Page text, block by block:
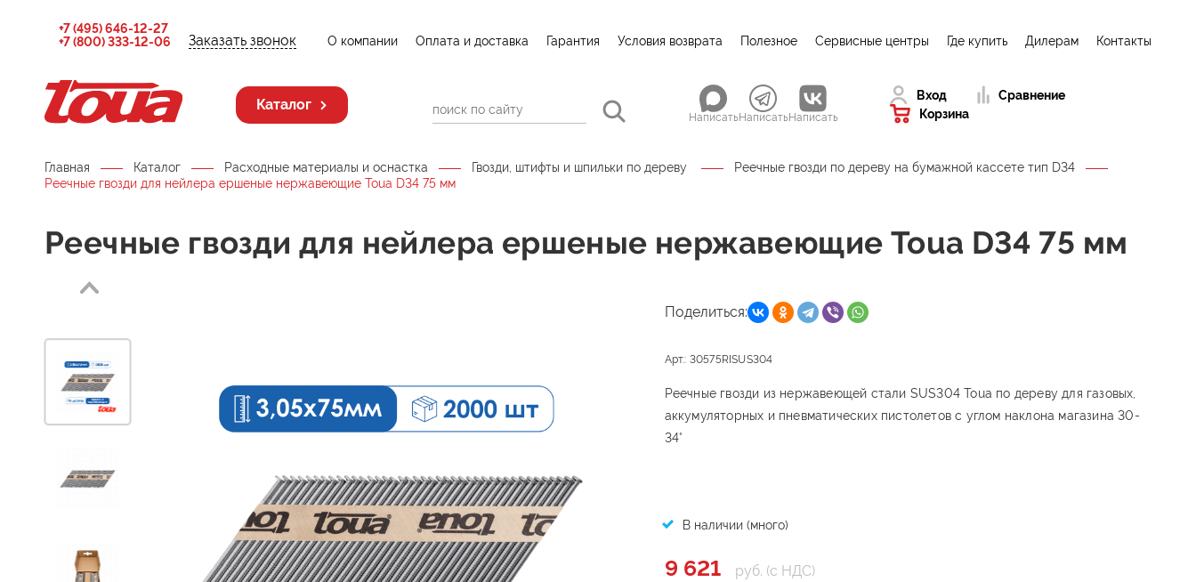
+7 (495) 646-12-27
+7 (800) 333-12-06
Заказать звонок О компании Оплата и доставка Гарантия Условия возврата Полезное Сервисные центры Где купить Дилерам Контакты
Каталог
Написать Написать Написать
Вход
Сравнение
Корзина
Главная Каталог Расходные материалы и оснастка Гвозди, штифты и шпильки по дереву
Реечные гвозди по дереву на бумажной кассете тип D34
Реечные гвозди для нейлера ершеные нержавеющие Toua D34 75 мм
Реечные гвозди для нейлера ершеные нержавеющие Toua D34 75 мм
Поделиться:
Арт.: 30575RISUS304
Реечные гвозди из нержавеющей стали SUS304 Toua по дереву для газовых,
аккумуляторных и пневматических пистолетов с углом наклона магазина 30-
34°
В наличии (много)
9 621 руб. (с НДС)